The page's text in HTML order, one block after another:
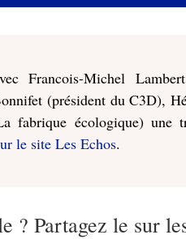
Francois-Michel
(président du C3D),
fabrique écologique) une
le site Les Echos.
? Partagez le sur